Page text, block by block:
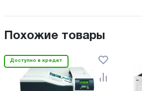
Похожие товары
Доступно в кредит